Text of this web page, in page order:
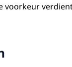
voorkeur